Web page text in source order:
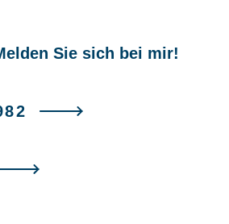
Sie sich bei mir!